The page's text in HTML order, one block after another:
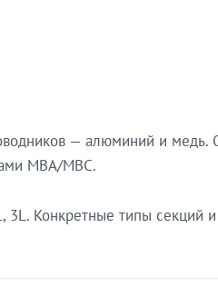
— алюминий и
МВА/МВС.
Конкретные типы секций